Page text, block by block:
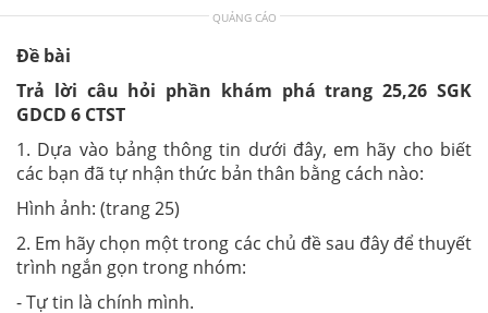
QUẢNG CÁO
Đề bài
Trả lời câu hỏi phần khám phá trang 25,26 SGK
GDCD 6 CTST
1. Dựa vào bảng thông tin dưới đây, em hãy cho biết
các bạn đã tự nhận thức bản thân bằng cách nào:
Hình ảnh: (trang 25)
2. Em hãy chọn một trong các chủ đề sau đây để thuyết
trình ngắn gọn trong nhóm:
- Tự tin là chính mình.